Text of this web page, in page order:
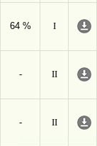
64 %
I
-
II
-
II